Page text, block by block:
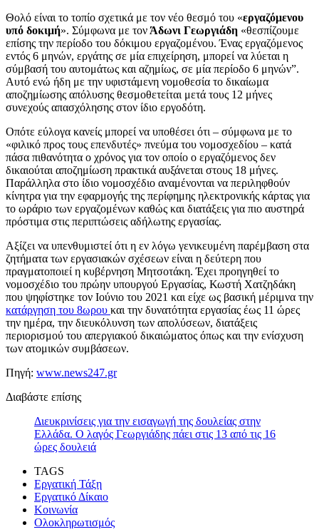
Θολό είναι το τοπίο σχετικά με τον νέο θεσμό του «εργαζόμενου
υπό δοκιμή». Σύμφωνα με τονΆδωνι Γεωργιάδη «θεσπίζουμε
επίσης την περίοδο του δόκιμου εργαζομένου. Ένας εργαζόμενος
εντός 6 μηνών, εργάτης σε μία επιχείρηση, μπορεί να λύεται η
σύμβασή του αυτομάτως και αζημίως, σε μία περίοδο 6 μηνών”.
Αυτό ενώ ήδη με την υφιστάμενη νομοθεσία το δικαίωμα
αποζημίωσης απόλυσης θεσμοθετείται μετά τους 12 μήνες
συνεχούς απασχόλησης στον ίδιο εργοδότη.
Οπότε εύλογα κανείς μπορεί να υποθέσει ότι – σύμφωνα με το
«φιλικό προς τους επενδυτές» πνεύμα του νομοσχεδίου – κατά
πάσα πιθανότητα ο χρόνος για τον οποίο ο εργαζόμενος δεν
δικαιούται αποζημίωση πρακτικά αυξάνεται στους 18 μήνες.
Παράλληλα στο ίδιο νομοσχέδιο αναμένονται να περιληφθούν
κίνητρα για την εφαρμογής της περίφημης ηλεκτρονικής κάρτας για
το ωράριο των εργαζομένων καθώς και διατάξεις για πιο αυστηρά
πρόστιμα στις περιπτώσεις αδήλωτης εργασίας.
Αξίζει να υπενθυμιστεί ότι η εν λόγω γενικευμένη παρέμβαση στα
ζητήματα των εργασιακών σχέσεων είναι η δεύτερη που
πραγματοποιεί η κυβέρνηση Μητσοτάκη. Έχει προηγηθεί το
νομοσχέδιο του πρώην υπουργού Εργασίας, Κωστή Χατζηδάκη
που ψηφίστηκε τον Ιούνιο του 2021 και είχε ως βασική μέριμνα την
κατάργηση του 8ωρου και την δυνατότητα εργασίας έως 11 ώρες
την ημέρα, την διευκόλυνση των απολύσεων, διατάξεις
περιορισμού του απεργιακού δικαιώματος όπως και την ενίσχυση
των ατομικών συμβάσεων.
Πηγή: www.news247.gr
Διαβάστε επίσης
Διευκρινίσεις για την εισαγωγή της δουλείας στην
Ελλάδα. Ο λαγός Γεωργιάδης πάει στις 13 από τις 16
ώρες δουλειά
TAGS
Εργατική Τάξη
Εργατικό Δίκαιο
Κοινωνία
Ολοκληρωτισμός